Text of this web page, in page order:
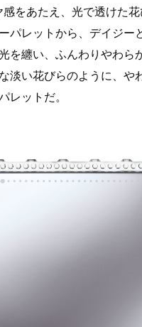
をあたえ、光で透けた
パレットから、デイジ
を纏い、ふんわりやわ
淡い花びらのように、
レットだ。